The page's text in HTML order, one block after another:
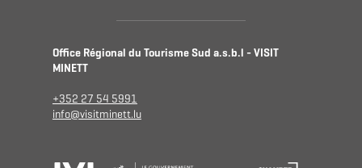
Office Régional du Tourisme Sud a.s.b.l - VISIT
MINETT
+352 27 54 5991
info@visitminett.lu